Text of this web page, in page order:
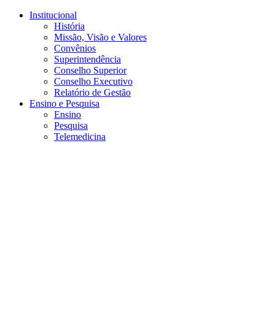
Conteúdo principal
Institucional
História
Missão, Visão e Valores
Convênios
Superintendência
Conselho Superior
Conselho Executivo
Relatório de Gestão
Ensino e Pesquisa
Ensino
Pesquisa
Telemedicina